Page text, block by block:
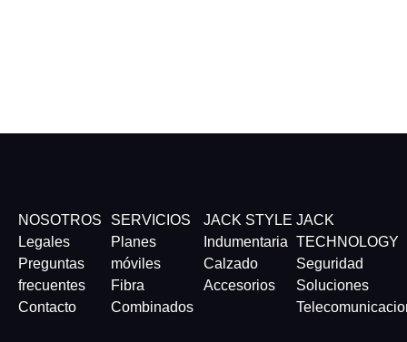
NOSOTROS
Legales
Preguntas
frecuentes
Contacto
SERVICIOS
Planes
móviles
Fibra
Combinados
JACK STYLE
Indumentaria
Calzado
Accesorios
JACK
TECHNOLOGY
Seguridad
Soluciones